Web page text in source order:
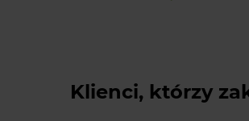
Klienci, którzy